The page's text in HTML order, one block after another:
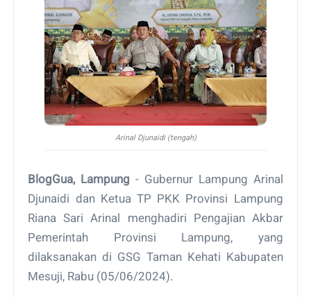
Arinal Djunaidi (tengah)
BlogGua, Lampung - Gubernur Lampung Arinal
Djunaidi dan Ketua TP PKK Provinsi Lampung
Riana Sari Arinal menghadiri Pengajian Akbar
Pemerintah Provinsi Lampung, yang
dilaksanakan di GSG Taman Kehati Kabupaten
Mesuji, Rabu (05/06/2024).